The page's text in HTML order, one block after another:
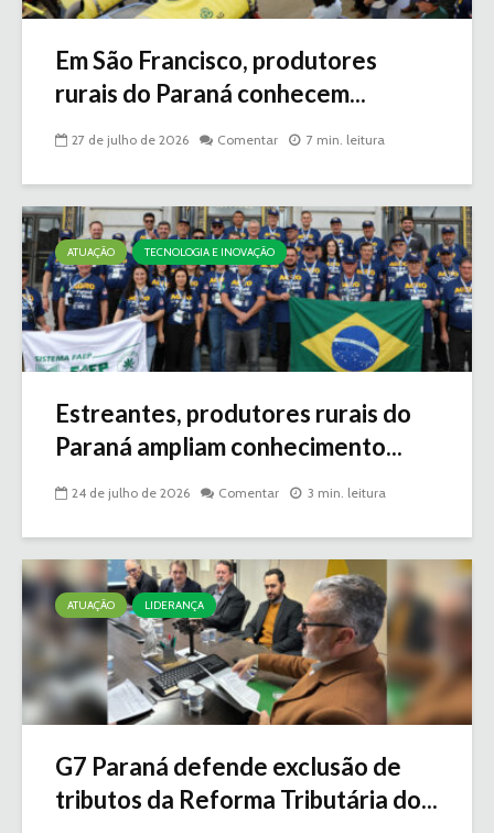
Em São Francisco, produtores
rurais do Paraná conhecem...
27 de julho de 2026 Comentar 7 min. leitura
ATUAÇÃO TECNOLOGIA E INOVAÇÃO
Estreantes, produtores rurais do
Paraná ampliam conhecimento...
24 de julho de 2026 Comentar 3 min. leitura
ATUAÇÃO LIDERANÇA
G7 Paraná defende exclusão de
tributos da Reforma Tributária do...